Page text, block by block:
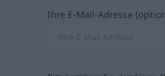
Ihre E-Mail-Adresse